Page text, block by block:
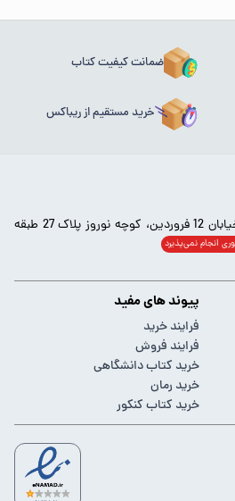
ضمانت کیفیت کتاب
خرید مستقیم از ریباکس
آدرس: تهران، میدان انقلاب، خیابان 12 فروردین، کوچه نوروز پلاک 27 طبقه
انجام‌ نمی‌پذیرد
پیوند های مفید
فرایند خرید
فرایند فروش
خرید کتاب دانشگاهی
خرید رمان
خرید کتاب کنکور